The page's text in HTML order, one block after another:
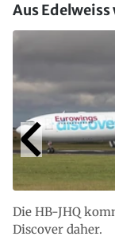
Aus
Die HB-JHQ
Discover daher.